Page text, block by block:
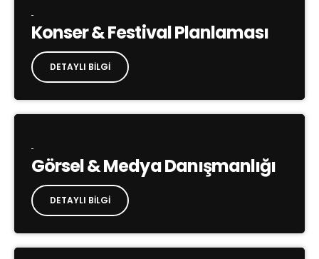
Konser & Festival Planlaması
DETAYLI BILGI
Görsel & Medya Danışmanlığı
DETAYLI BILGI